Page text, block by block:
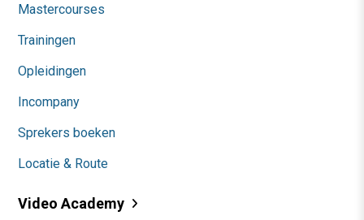
Mastercourses
Trainingen
Opleidingen
Incompany
Sprekers boeken
Locatie & Route
Video Academy